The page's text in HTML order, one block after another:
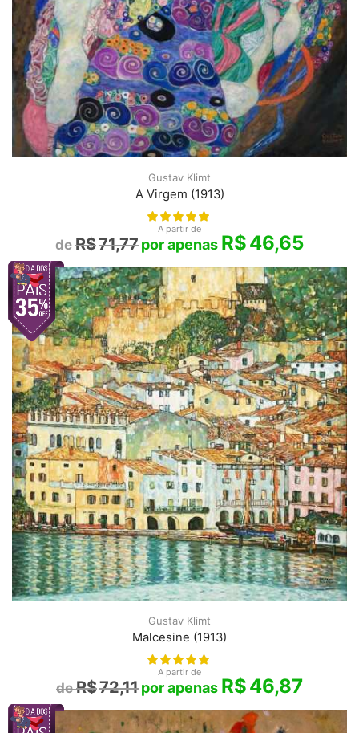
Gustav Klimt
A Virgem (1913)
A partir de
R$71,77 R$46,65
Gustav Klimt
Malcesine (1913)
A partir de
R$72,11 R$46,87